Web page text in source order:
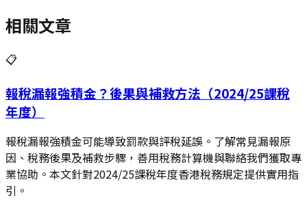
相關文章
📋
報稅漏報強積金？後果與補救方法（2024/25課稅
年度）
報稅漏報強積金可能導致罰款與評稅延誤。了解常見漏報原
因、稅務後果及補救步驟，善用稅務計算機與聯絡我們獲取專
業協助。本文針對2024/25課稅年度香港稅務規定提供實用指
引。